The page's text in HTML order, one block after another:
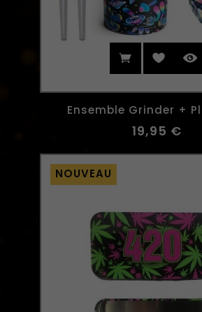
Ensemble Grinder +
19,95 €
NOUVEAU